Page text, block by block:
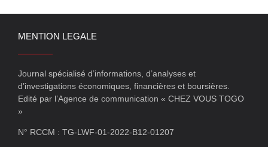
MENTION LEGALE
Journal spécialisé d’informations, d’analyses et
d’investigations économiques, financières et boursières.
Edité par l’Agence de communication « CHEZ VOUS TOGO
»
N° RCCM : TG-LWF-01-2022-B12-01207